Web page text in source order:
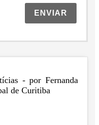
ENVIAR
- por Fernanda
de Curitiba